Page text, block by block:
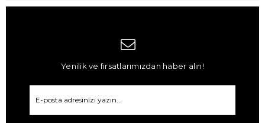
Yenilik ve fırsatlarımızdan haber alın!